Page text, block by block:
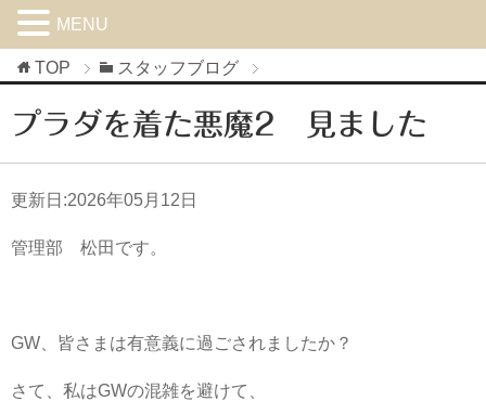
TOP スタッフブログ
プラダを着た悪魔2 見ました
更新日:2026年05月12日
管理部 松田です。
GW、皆さまは有意義に過ごされましたか？
さて、私はGWの混雑を避けて、
MENU